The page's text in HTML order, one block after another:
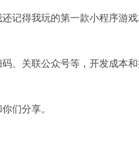
记得我玩的第一款小程序游戏
、关联公众号等，开发成本
们分享。